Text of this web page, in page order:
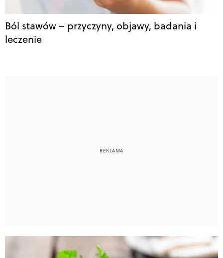
Ból stawów – przyczyny, objawy, badania i
leczenie